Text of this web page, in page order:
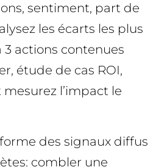
sentiment, part de
les écarts les plus
3 actions contenues
étude de cas ROI,
l’impact le
des signaux diffus
combler une